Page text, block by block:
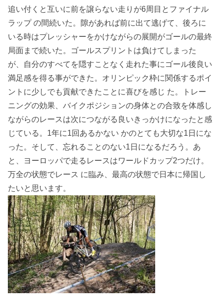
追い付くと互いに前を譲らない走りが6周目とファイナル
ラップ の間続いた。隙があれば前に出て逃げて、後ろに
いる時はプレッシャーをかけながらの展開がゴールの最終
局面まで続いた。ゴールスプリントは負けてしまった
が、自分のすべてを隠すことなく走れた事にゴール後良い
満足感を得る事ができた。オリンピック枠に関係するポイ
ントに少しでも貢献できたことに喜びを感じ た。トレー
ニングの効果、バイクポジションの身体との合致を体感し
ながらのレースは次につながる良いきっかけになったと感
じている。1年に1回あるかない かのとても大切な1日にな
った。そして、忘れることのない1日になるだろう。あ
と、ヨーロッパで走るレースはワールドカップ2つだけ。
万全の状態でレース に臨み、最高の状態で日本に帰国し
たいと思います。